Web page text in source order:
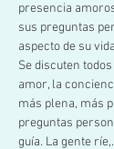
presencia
sus preguntas
aspecto de su
Se discuten
amor, la
más plena, más
preguntas
guía. La gente